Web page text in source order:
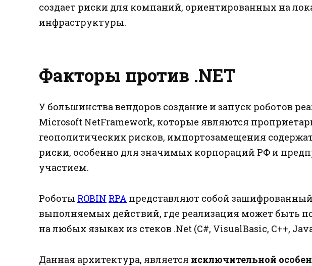
создает риски для компаний, ориентированных на
инфраструктуры.
Факторы против .NET
У большинства вендоров создание и запуск роботов
Microsoft NetFramework, которые являются
геополитических рисков, импортозамещения содержат
риски, особенно для значимых корпораций РФ и
участием.
Роботы ROBIN RPA представляют собой зашифрованный
выполняемых действий, где реализация может быть
на любых языках из стеков .Net (C#, VisualBasic, С++,
Данная архитектура, является исключительной